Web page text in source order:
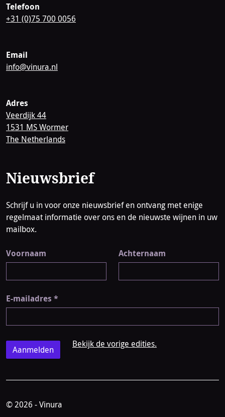
Telefoon
+31 (0)75 700 0056
Email
info@vinura.nl
Adres
Veerdijk 44
1531 MS Wormer
The Netherlands
Nieuwsbrief
Schrijf u in voor onze nieuwsbrief en ontvang met enige
regelmaat informatie over ons en de nieuwste wijnen in uw
mailbox.
Voornaam Achternaam
E-mailadres *
Bekijk de vorige edities.
© 2026 - Vinura